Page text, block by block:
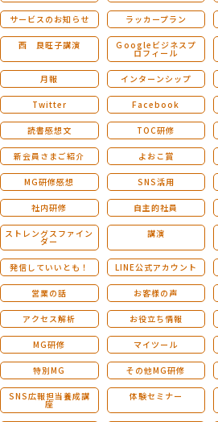
サービスのお知らせ ラッカープラン
西 良旺子講演 Ｇoogleビジネスプ
ロフィール
月報 インターンシップ
Twitter Facebook
読書感想文 TOC研修
新会員さまご紹介 よおこ賞
MG研修感想 SNS活用
社内研修 自主的社員
ストレングスファイン
ダー
講演
発信していいとも！ LINE公式アカウント
営業の話 お客様の声
アクセス解析 お役立ち情報
MG研修 マイツール
特別MG その他MG研修
SNS広報担当養成講
座
体験セミナー